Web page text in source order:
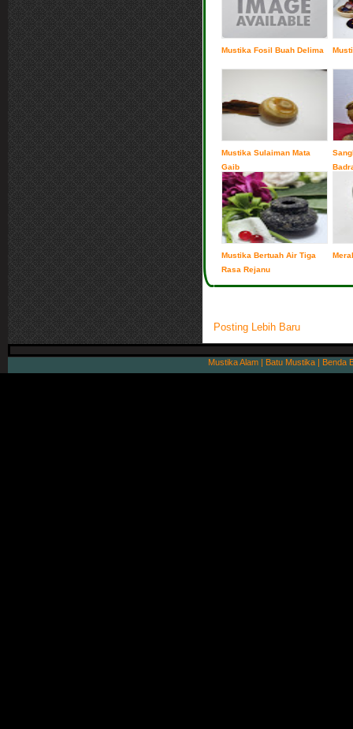
Mustika Fosil Buah Delima
Mustika Sulaiman Mata
Gaib
Mustika Bertuah Air Tiga
Rasa Rejanu
Posting Lebih Baru
Mustika Alam | Batu Mustika | Benda